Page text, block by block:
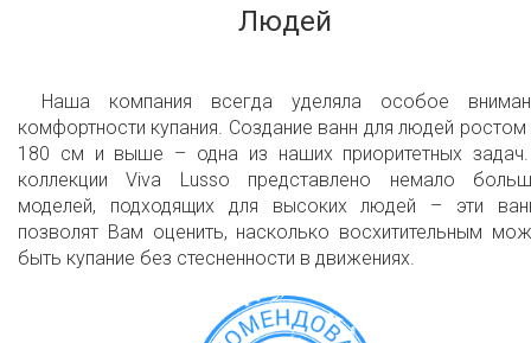
external equipment required
All massage system components are made in
the USA, and UL certified
A unique bathing experience that is great for
the body and mind
Available with CE/TUV certified
European/International 220V or UL certified
USA/American 110V system
Людей
Наша компания всегда уделяла особое
комфортности купания. Создание ванн для людей ростом
180 см и выше – одна из наших приоритетных
коллекции Viva Lusso представлено немало
моделей, подходящих для высоких людей – эти
позволят Вам оценить, насколько восхитительным
быть купание без стесненности в движениях.